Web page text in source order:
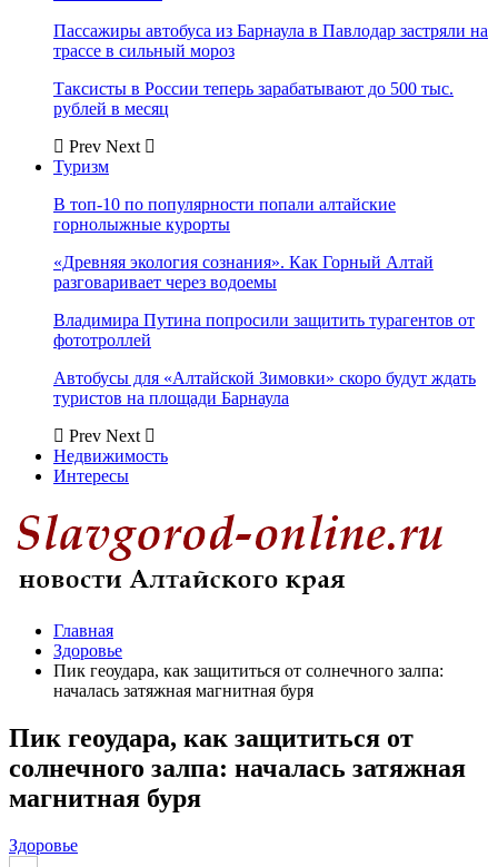
Пассажиры автобуса из Барнаула в Павлодар застряли на
трассе в сильный мороз
Таксисты в России теперь зарабатывают до 500 тыс.
рублей в месяц
Prev Next
Туризм
В топ-10 по популярности попали алтайские
горнолыжные курорты
«Древняя экология сознания». Как Горный Алтай
разговаривает через водоемы
Владимира Путина попросили защитить турагентов от
фототроллей
Автобусы для «Алтайской Зимовки» скоро будут ждать
туристов на площади Барнаула
Prev Next
Недвижимость
Интересы
Главная
Здоровье
Пик геоудара, как защититься от солнечного залпа:
началась затяжная магнитная буря
Пик геоудара, как защититься от
солнечного залпа: началась затяжная
магнитная буря
Здоровье